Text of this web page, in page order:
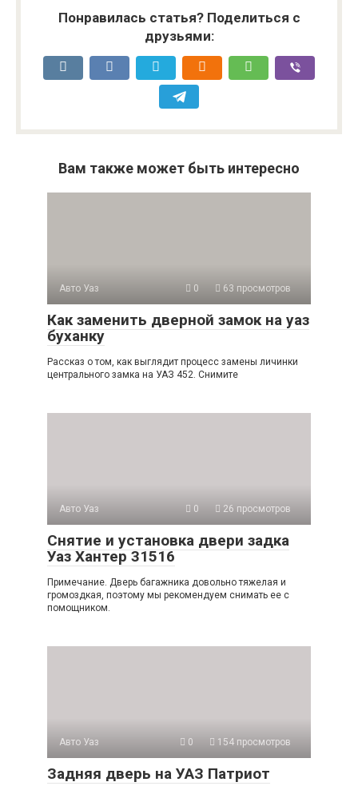
Понравилась статья? Поделиться с
друзьями:
Вам также может быть интересно
Авто Уаз 0 63 просмотров
Как заменить дверной замок на уаз
буханку
Рассказ о том, как выглядит процесс замены личинки
центрального замка на УАЗ 452. Снимите
Авто Уаз 0 26 просмотров
Снятие и установка двери задка
Уаз Хантер 31516
Примечание. Дверь багажника довольно тяжелая и
громоздкая, поэтому мы рекомендуем снимать ее с
помощником.
Авто Уаз 0 154 просмотров
Задняя дверь на УАЗ Патриот